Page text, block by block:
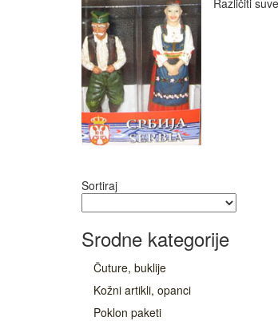
Različiti
Sortiraj
Srodne kategorije
Čuture, buklije
Kožni artikli, opanci
Poklon paketi